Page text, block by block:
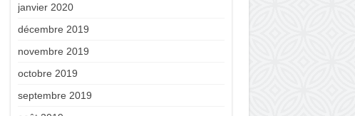
janvier 2020
décembre 2019
novembre 2019
octobre 2019
septembre 2019